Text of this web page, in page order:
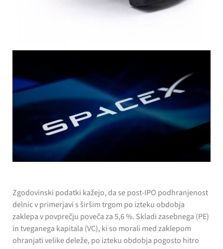
Zgodovinski podatki kažejo, da se post-IPO podhranjenost
delnic v primerjavi s širšim trgom po izteku obdobja
zaklepa v povprečju poveča za 5,6 %. Skladi zasebnega (PE)
in tveganega kapitala (VC), ki so morali med zaklepom
ohranjati velike deleže, po izteku obdobja pogosto hitro